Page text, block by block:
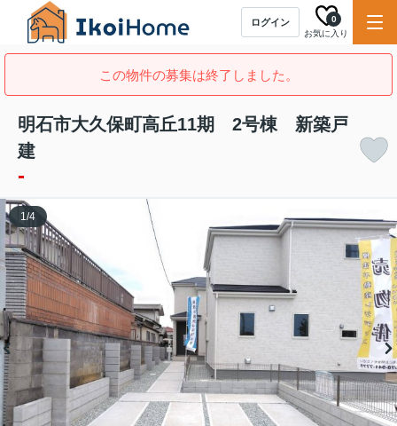
ログイン
お気に入り
0
この物件の募集は終了しました。
明石市大久保町高丘11期 2号棟 新築戸
建
-
1/4